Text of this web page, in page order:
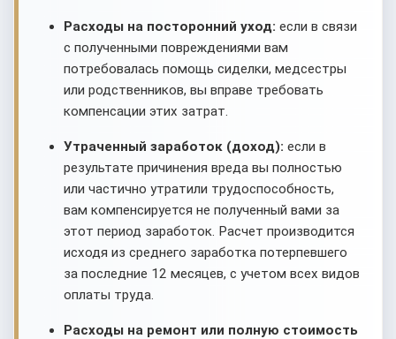
Расходы на посторонний уход: если в связи
с полученными повреждениями вам
потребовалась помощь сиделки, медсестры
или родственников, вы вправе требовать
компенсации этих затрат.
Утраченный заработок (доход): если в
результате причинения вреда вы полностью
или частично утратили трудоспособность,
вам компенсируется не полученный вами за
этот период заработок. Расчет производится
исходя из среднего заработка потерпевшего
за последние 12 месяцев, с учетом всех видов
оплаты труда.
Расходы на ремонт или полную стоимость